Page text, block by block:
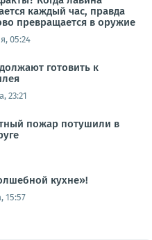
каждый час, правда
превращается в оружие
05:24
готовить к
23:21
пожар потушили в
кухне»!
15:57